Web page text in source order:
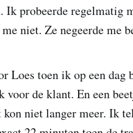
Ik probeerde regelmatig
niet. Ze negeerde me
Loes toen ik op een dag
voor de klant. En een
niet langer meer. Ik